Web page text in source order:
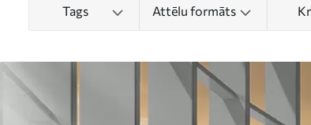
Tags Attēlu formāts